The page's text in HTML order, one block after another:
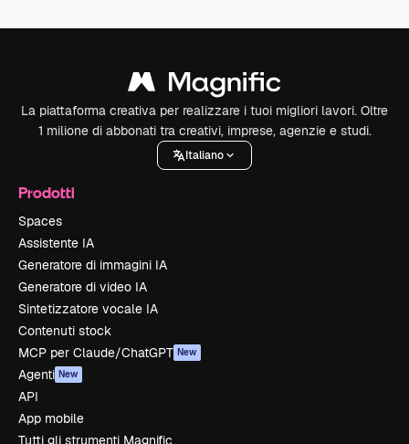
La piattaforma creativa per realizzare i tuoi migliori lavori. Oltre
1 milione di abbonati tra creativi, imprese, agenzie e studi.
Italiano
Prodotti
Spaces
Assistente IA
Generatore di immagini IA
Generatore di video IA
Sintetizzatore vocale IA
Contenuti stock
MCP per Claude/ChatGPT New
Agenti New
API
App mobile
Tutti gli strumenti Magnific